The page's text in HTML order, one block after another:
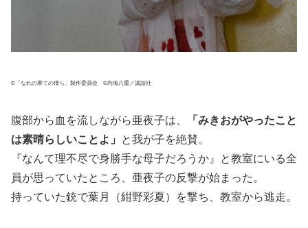
©「なれの果ての僕ら」製作委員会 ©内海八重／講談社
腹部から血を流しながら亜夜子は、
「みきおがやったこと
は素晴らしいことよ」
と我が子を絶賛。
『なんて理不尽で身勝手な母子だろうか』と教室にいる全
員が思っていたところ、亜夜子の反撃が始まった。
持っていた銃で葉月（紺野彩夏）を撃ち、教室から逃走。